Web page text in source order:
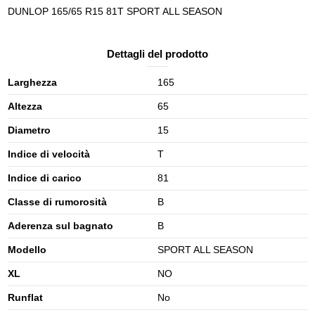
DUNLOP 165/65 R15 81T SPORT ALL SEASON
Dettagli del prodotto
Larghezza 165
Altezza 65
Diametro 15
Indice di velocità T
Indice di carico 81
Classe di rumorosità B
Aderenza sul bagnato B
Modello SPORT ALL SEASON
XL NO
Runflat No